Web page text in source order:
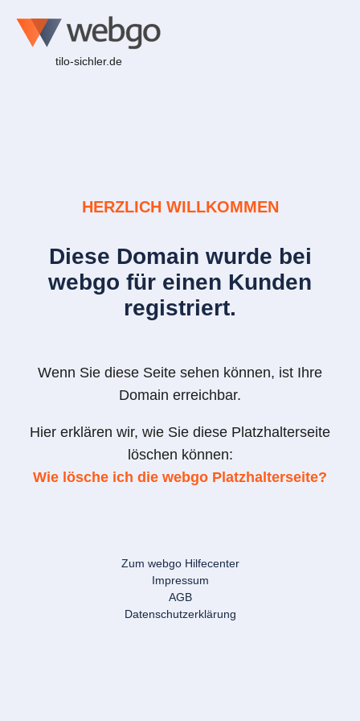
tilo-sichler.de
HERZLICH WILLKOMMEN
Diese Domain wurde bei
webgo für einen Kunden
registriert.
Wenn Sie diese Seite sehen können, ist Ihre
Domain erreichbar.
Hier erklären wir, wie Sie diese Platzhalterseite
löschen können:
Wie lösche ich die webgo Platzhalterseite?
Zum webgo Hilfecenter
Impressum
AGB
Datenschutzerklärung